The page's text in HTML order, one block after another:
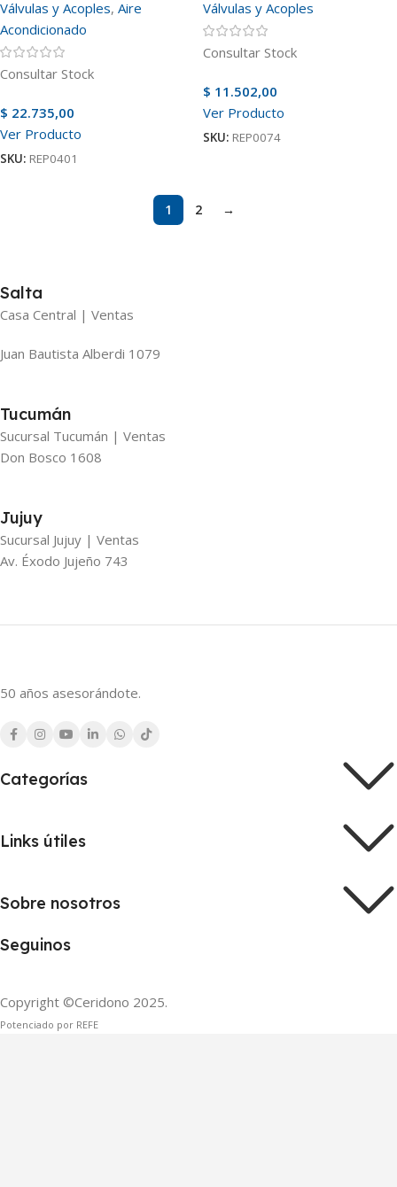
Válvulas y Acoples, Aire
Acondicionado
Consultar Stock
$ 22.735,00
Ver Producto
SKU: REP0401
Válvulas y Acoples
Consultar Stock
$ 11.502,00
Ver Producto
SKU: REP0074
1 2 →
Salta
Casa Central | Ventas
Juan Bautista Alberdi 1079
Tucumán
Sucursal Tucumán | Ventas
Don Bosco 1608
Jujuy
Sucursal Jujuy | Ventas
Av. Éxodo Jujeño 743
50 años asesorándote.
Categorías
Links útiles
Sobre nosotros
Seguinos
Copyright ©Ceridono 2025.
Potenciado por REFE